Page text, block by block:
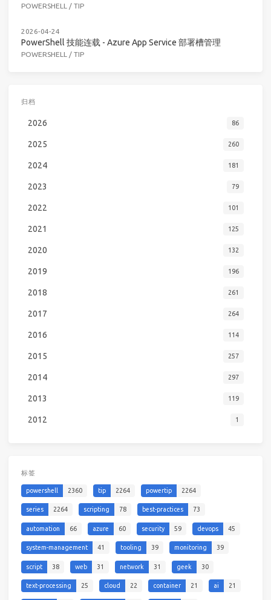
POWERSHELL / TIP
2026-04-24
PowerShell 技能连载 - Azure App Service 部署槽管理
POWERSHELL / TIP
归档
2026 86
2025 260
2024 181
2023 79
2022 101
2021 125
2020 132
2019 196
2018 261
2017 264
2016 114
2015 257
2014 297
2013 119
2012 1
标签
powershell 2360 tip 2264 powertip 2264
series 2264 scripting 78 best-practices 73
automation 66 azure 60 security 59 devops 45
system-management 41 tooling 39 monitoring 39
script 38 web 31 network 31 geek 30
text-processing 25 cloud 22 container 21 ai 21